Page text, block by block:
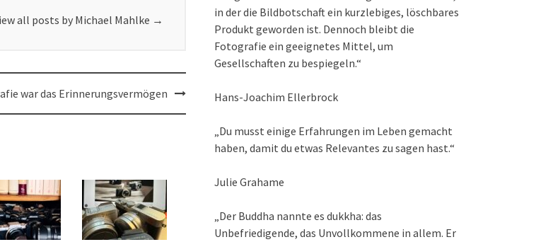
all posts by Michael Mahlke →
war das Erinnerungsvermögen
in der die Bildbotschaft ein kurzlebiges, löschbares
Produkt geworden ist. Dennoch bleibt die
Fotografie ein geeignetes Mittel, um
Gesellschaften zu bespiegeln.“
Hans-Joachim Ellerbrock
„Du musst einige Erfahrungen im Leben gemacht
haben, damit du etwas Relevantes zu sagen hast.“
Julie Grahame
„Der Buddha nannte es dukkha: das
Unbefriedigende, das Unvollkommene in allem. Er